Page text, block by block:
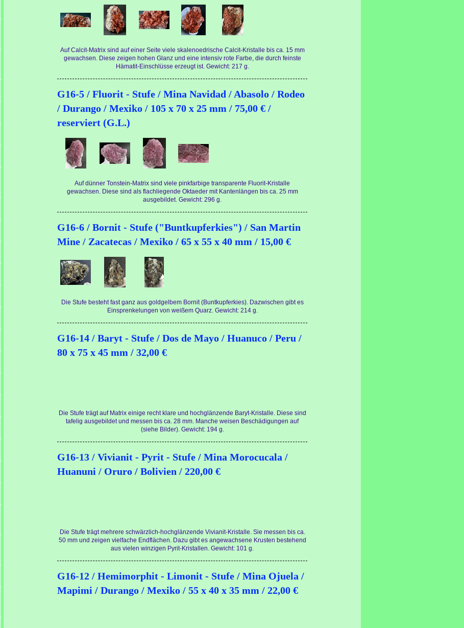
Auf Calcit-Matrix sind auf einer Seite viele skalenoedrische Calcit-Kristalle bis ca. 15 mm
gewachsen. Diese zeigen hohen Glanz und eine intensiv rote Farbe, die durch feinste
Hämatit-Einschlüsse erzeugt ist. Gewicht: 217 g.
G16-5 / Fluorit - Stufe / Mina Navidad / Abasolo / Rodeo
/ Durango / Mexiko / 105 x 70 x 25 mm / 75,00 € /
reserviert (G.L.)
Auf dünner Tonstein-Matrix sind viele pinkfarbige transparente Fluorit-Kristalle
gewachsen. Diese sind als flachliegende Oktaeder mit Kantenlängen bis ca. 25 mm
ausgebildet. Gewicht: 296 g.
G16-6 / Bornit - Stufe ("Buntkupferkies") / San Martin
Mine / Zacatecas / Mexiko / 65 x 55 x 40 mm / 15,00 €
Die Stufe besteht fast ganz aus goldgelbem Bornit (Buntkupferkies). Dazwischen gibt es
Einsprenkelungen von weißem Quarz. Gewicht: 214 g.
G16-14 / Baryt - Stufe / Dos de Mayo / Huanuco / Peru /
80 x 75 x 45 mm / 32,00 €
Die Stufe trägt auf Matrix einige recht klare und hochglänzende Baryt-Kristalle. Diese sind
tafelig ausgebildet und messen bis ca. 28 mm. Manche weisen Beschädigungen auf
(siehe Bilder). Gewicht: 194 g.
G16-13 / Vivianit - Pyrit - Stufe / Mina Morocucala /
Huanuni / Oruro / Bolivien / 220,00 €
Die Stufe trägt mehrere schwärzlich-hochglänzende Vivianit-Kristalle. Sie messen bis ca.
50 mm und zeigen vielfache Endflächen. Dazu gibt es angewachsene Krusten bestehend
aus vielen winzigen Pyrit-Kristallen. Gewicht: 101 g.
G16-12 / Hemimorphit - Limonit - Stufe / Mina Ojuela /
Mapimi / Durango / Mexiko / 55 x 40 x 35 mm / 22,00 €